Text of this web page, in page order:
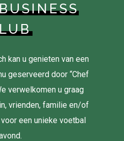
kan u genieten van een
geserveerd door “Chef
verwelkomen u graag
vrienden, familie en/of
een unieke voetbal